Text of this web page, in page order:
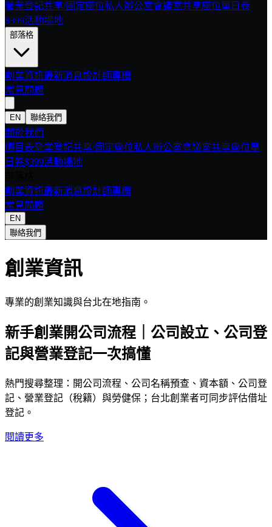
營業登記共享/固定座位私人辦公室會議室共享座位單日卷
$399活動場地
部落格
創業資訊最新消息設計師專欄
常見問題
EN 聯絡我們
關於我們
價目表營業登記共享/固定座位私人辦公室會議室共享座位單
日卷$399活動場地
創業資訊最新消息設計師專欄
常見問題
EN
聯絡我們
創業資訊
專業的創業知識與台北在地指南。
新手創業開公司流程｜公司設立、公司登
記與營業登記一次搞懂
熱門搜尋整理：開公司流程、公司名稱預查、資本額、公司登
記、營業登記（稅籍）與勞健保；台北創業者可同步評估借址
登記。
閱讀更多